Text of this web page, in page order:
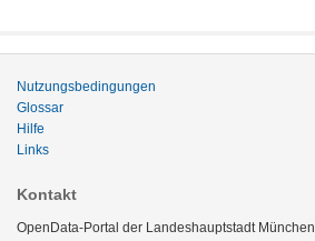
Nutzungsbedingungen
Glossar
Hilfe
Links
Kontakt
OpenData-Portal der Landeshauptstadt München